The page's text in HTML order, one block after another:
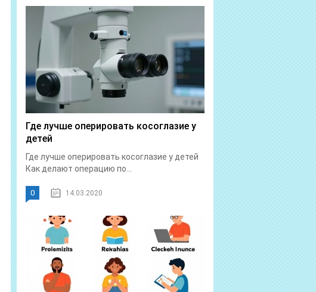
Где лучше оперировать косоглазие у
детей
Где лучше оперировать косоглазие у детей
Как делают операцию по...
0 14.03.2020